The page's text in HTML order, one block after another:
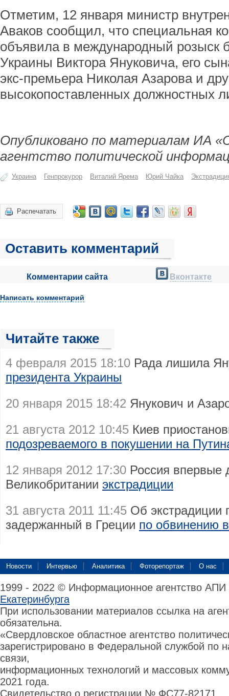
Отметим, 12 января министр
Аваков сообщил, что специальная
объявила в международный розыск
Украины Виктора Януковича, его
экс-премьера Николая Азарова и
высокопоставленных должностных
Опубликовано по материалам ИА
агентство политической
Украина Генпрокурор Виталий Ярема Юрий Чайка
Распечатать
Оставить комментарий
Комментарии сайта Вконтакте
Написать комментарий
Читайте также
4 февраля 2015 18:10 Рада лишила
президента Украины
20 января 2015 18:42 Янукович и
21 августа 2012 10:45 Киев
подозреваемого в покушении на
12 января 2012 17:30 Россия впервые
Великобритании экстрадиции
31 августа 2011 11:45 Об экстрадиции
задержанный в Греции по обвинению
Новости Интервью Аналитика Фоторепортаж О нас
1999 - 2022 © Информационное агентство
Екатеринбурга
При использовании материалов ссылка на
обязательна.
«Свердловское областное агентство
зарегистрировано в Федеральной службой по
связи,
информационных технологий и массовых
2021 года.
Свидетельство о регистрации № ФС77-82171